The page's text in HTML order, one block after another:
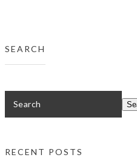
SEARCH
RECENT POSTS